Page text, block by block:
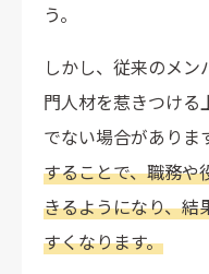
う。
しかし、従来のメ
門人材を惹きつける
でない場合がありま
することで、職務や
きるようになり、結
すくなります。